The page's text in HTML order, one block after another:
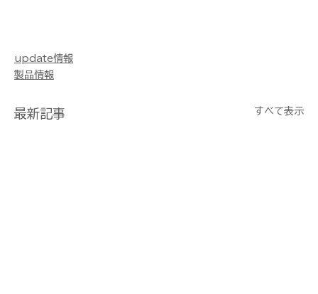
update情報
製品情報
最新記事 すべて表示